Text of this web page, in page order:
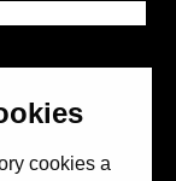
cookies a